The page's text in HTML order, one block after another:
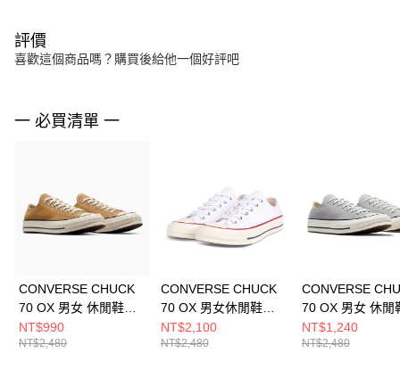
評價
喜歡這個商品嗎？購買後給他一個好評吧
一 必買清單 一
CONVERSE CHUCK
70 OX 男女 休閒鞋
A09146C
NT$990
NT$2,480
CONVERSE CHUCK
70 OX 男女休閒鞋
162065C
NT$2,100
NT$2,480
CONVERSE
70 OX 男女 休閒
A09145C
NT$1,240
NT$2,480